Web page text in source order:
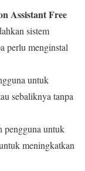
Assistant Free
sistem
perlu menginstal
untuk
sebaliknya tanpa
pengguna untuk
meningkatkan